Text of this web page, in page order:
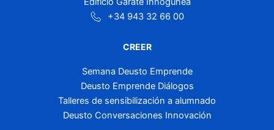
+34 943 32 66 00
CREER
Semana Deusto Emprende
Deusto Emprende Diálogos
Talleres de sensibilización a alumnado
Deusto Conversaciones Innovación